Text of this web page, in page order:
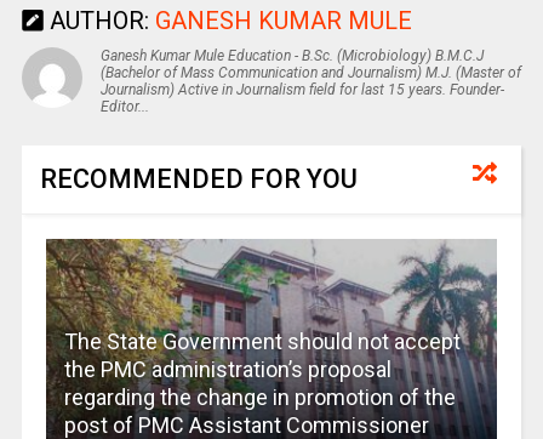
AUTHOR: GANESH KUMAR MULE
Ganesh Kumar Mule Education - B.Sc. (Microbiology) B.M.C.J
(Bachelor of Mass Communication and Journalism) M.J. (Master of
Journalism) Active in Journalism field for last 15 years. Founder-
Editor...
RECOMMENDED FOR YOU
The State Government should not accept
the PMC administration’s proposal
regarding the change in promotion of the
post of PMC Assistant Commissioner